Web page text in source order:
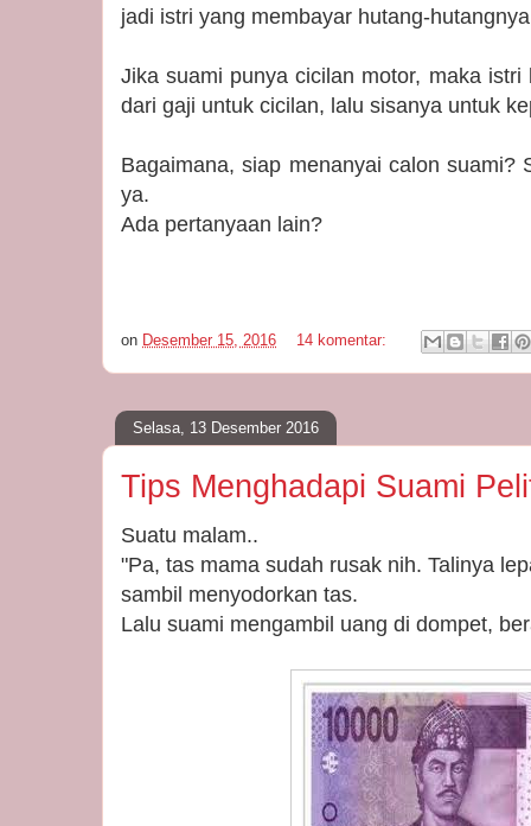
jadi istri yang membayar hutang-
Jika suami punya cicilan motor, maka
dari gaji untuk cicilan, lalu sisanya untuk
Bagaimana, siap menanyai calon suami?
ya.
Ada pertanyaan lain?
on Desember 15, 2016 14 komentar:
Selasa, 13 Desember 2016
Tips Menghadapi Suami
Suatu malam..
"Pa, tas mama sudah rusak nih. Talinya
sambil menyodorkan tas.
Lalu suami mengambil uang di dompet,